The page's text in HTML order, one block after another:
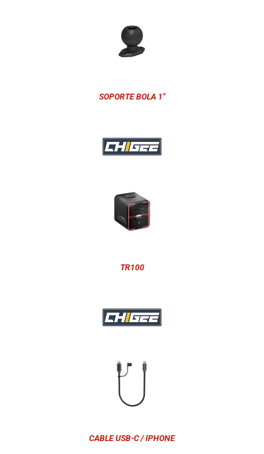
SOPORTE BOLA 1"
TR100
CABLE USB-C / IPHONE